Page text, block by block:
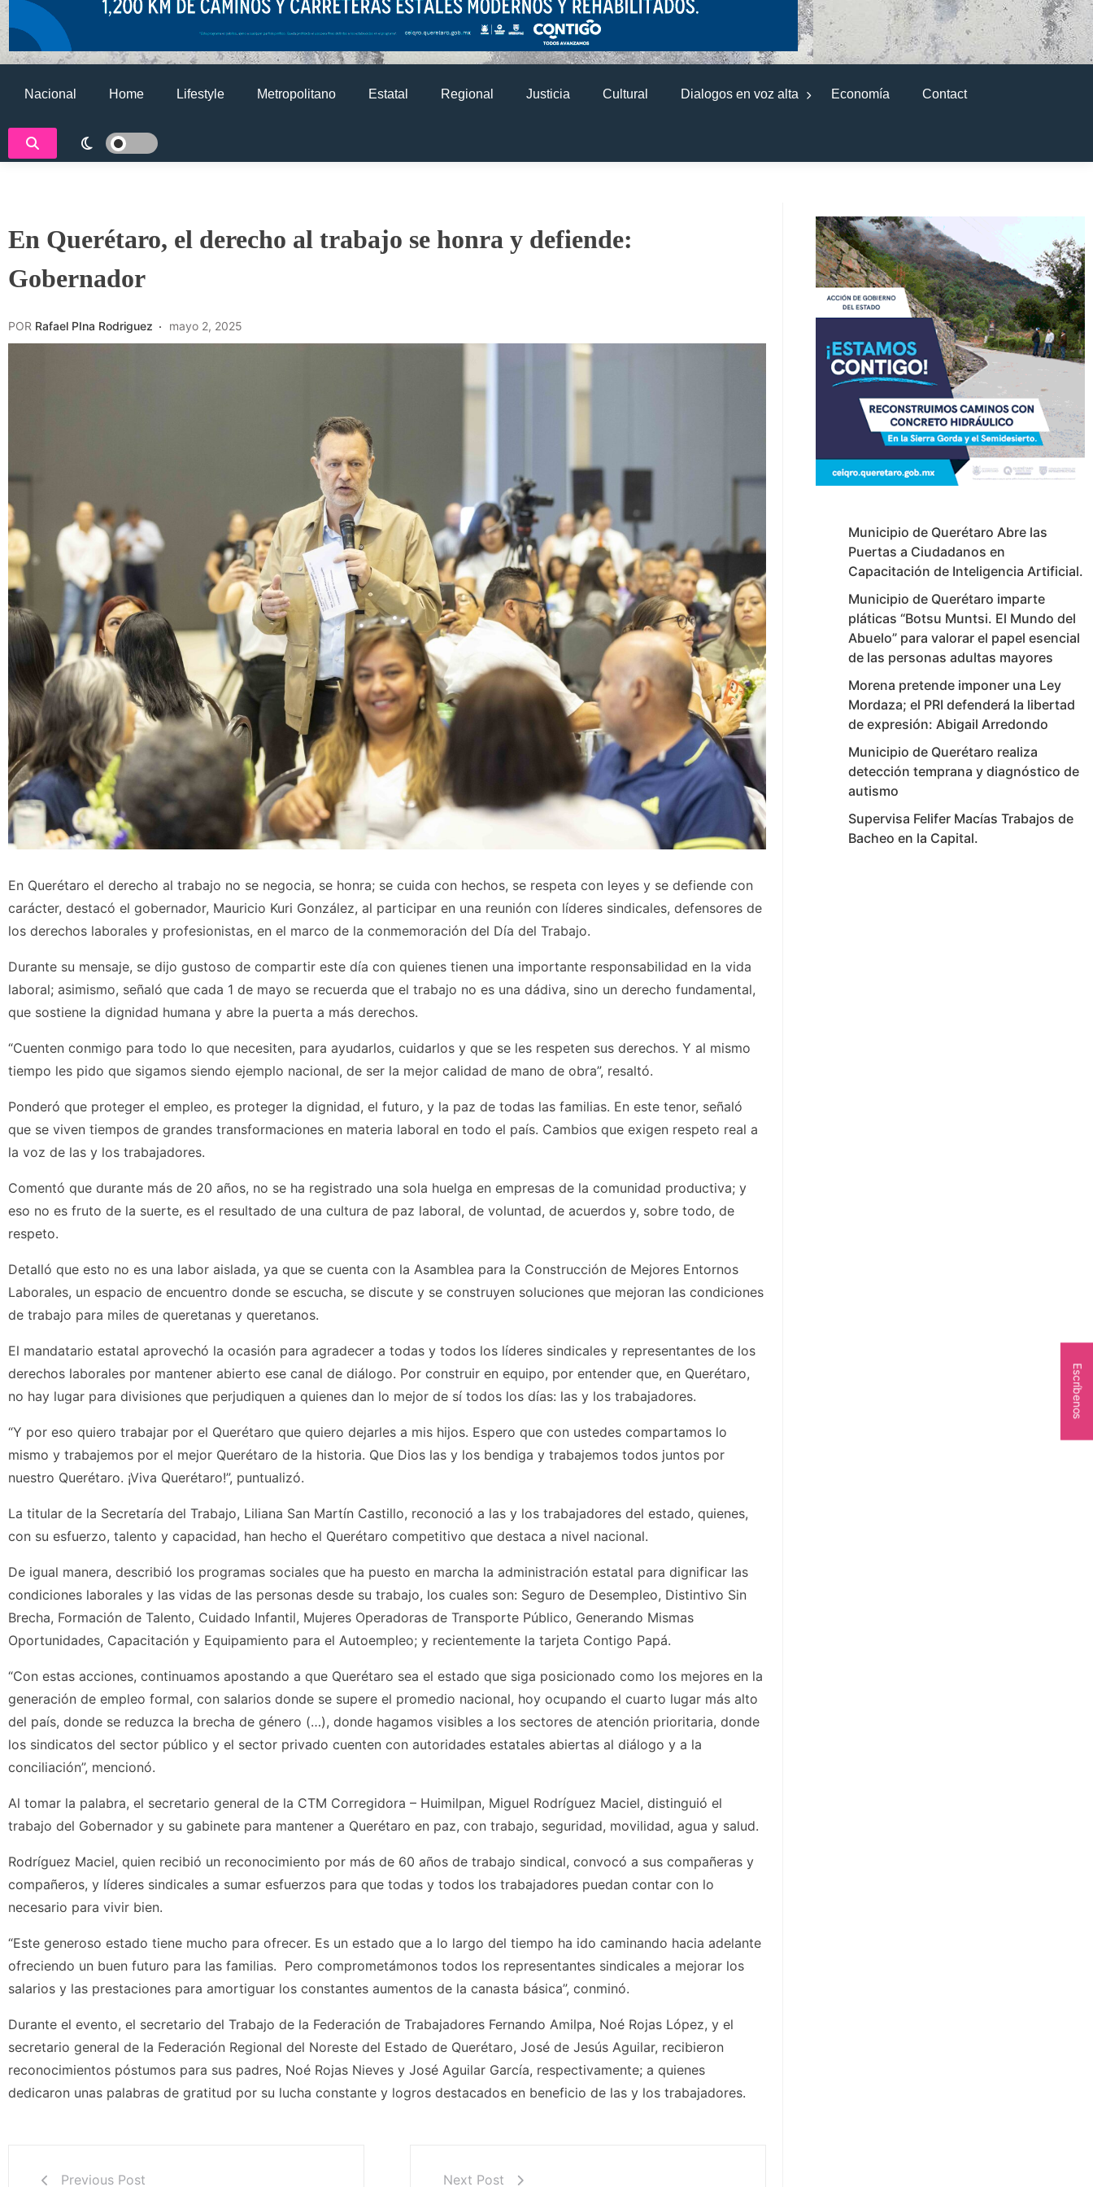
Nacional Home Lifestyle Metropolitano Estatal Regional Justicia Cultural Dialogos en voz alta Economía Contact
En Querétaro, el derecho al trabajo se honra y defiende:
Gobernador
POR Rafael PIna Rodriguez mayo 2, 2025
En Querétaro el derecho al trabajo no se negocia, se honra; se cuida con hechos, se respeta con leyes y se defiende con
carácter, destacó el gobernador, Mauricio Kuri González, al participar en una reunión con líderes sindicales, defensores de
los derechos laborales y profesionistas, en el marco de la conmemoración del Día del Trabajo.
Durante su mensaje, se dijo gustoso de compartir este día con quienes tienen una importante responsabilidad en la vida
laboral; asimismo, señaló que cada 1 de mayo se recuerda que el trabajo no es una dádiva, sino un derecho fundamental,
que sostiene la dignidad humana y abre la puerta a más derechos.
“Cuenten conmigo para todo lo que necesiten, para ayudarlos, cuidarlos y que se les respeten sus derechos. Y al mismo
tiempo les pido que sigamos siendo ejemplo nacional, de ser la mejor calidad de mano de obra”, resaltó.
Ponderó que proteger el empleo, es proteger la dignidad, el futuro, y la paz de todas las familias. En este tenor, señaló
que se viven tiempos de grandes transformaciones en materia laboral en todo el país. Cambios que exigen respeto real a
la voz de las y los trabajadores.
Comentó que durante más de 20 años, no se ha registrado una sola huelga en empresas de la comunidad productiva; y
eso no es fruto de la suerte, es el resultado de una cultura de paz laboral, de voluntad, de acuerdos y, sobre todo, de
respeto.
Detalló que esto no es una labor aislada, ya que se cuenta con la Asamblea para la Construcción de Mejores Entornos
Laborales, un espacio de encuentro donde se escucha, se discute y se construyen soluciones que mejoran las condiciones
de trabajo para miles de queretanas y queretanos.
El mandatario estatal aprovechó la ocasión para agradecer a todas y todos los líderes sindicales y representantes de los
derechos laborales por mantener abierto ese canal de diálogo. Por construir en equipo, por entender que, en Querétaro,
no hay lugar para divisiones que perjudiquen a quienes dan lo mejor de sí todos los días: las y los trabajadores.
“Y por eso quiero trabajar por el Querétaro que quiero dejarles a mis hijos. Espero que con ustedes compartamos lo
mismo y trabajemos por el mejor Querétaro de la historia. Que Dios las y los bendiga y trabajemos todos juntos por
nuestro Querétaro. ¡Viva Querétaro!”, puntualizó.
La titular de la Secretaría del Trabajo, Liliana San Martín Castillo, reconoció a las y los trabajadores del estado, quienes,
con su esfuerzo, talento y capacidad, han hecho el Querétaro competitivo que destaca a nivel nacional.
De igual manera, describió los programas sociales que ha puesto en marcha la administración estatal para dignificar las
condiciones laborales y las vidas de las personas desde su trabajo, los cuales son: Seguro de Desempleo, Distintivo Sin
Brecha, Formación de Talento, Cuidado Infantil, Mujeres Operadoras de Transporte Público, Generando Mismas
Oportunidades, Capacitación y Equipamiento para el Autoempleo; y recientemente la tarjeta Contigo Papá.
“Con estas acciones, continuamos apostando a que Querétaro sea el estado que siga posicionado como los mejores en la
generación de empleo formal, con salarios donde se supere el promedio nacional, hoy ocupando el cuarto lugar más alto
del país, donde se reduzca la brecha de género (…), donde hagamos visibles a los sectores de atención prioritaria, donde
los sindicatos del sector público y el sector privado cuenten con autoridades estatales abiertas al diálogo y a la
conciliación”, mencionó.
Al tomar la palabra, el secretario general de la CTM Corregidora – Huimilpan, Miguel Rodríguez Maciel, distinguió el
trabajo del Gobernador y su gabinete para mantener a Querétaro en paz, con trabajo, seguridad, movilidad, agua y salud.
Rodríguez Maciel, quien recibió un reconocimiento por más de 60 años de trabajo sindical, convocó a sus compañeras y
compañeros, y líderes sindicales a sumar esfuerzos para que todas y todos los trabajadores puedan contar con lo
necesario para vivir bien.
“Este generoso estado tiene mucho para ofrecer. Es un estado que a lo largo del tiempo ha ido caminando hacia adelante
ofreciendo un buen futuro para las familias. Pero comprometámonos todos los representantes sindicales a mejorar los
salarios y las prestaciones para amortiguar los constantes aumentos de la canasta básica”, conminó.
Durante el evento, el secretario del Trabajo de la Federación de Trabajadores Fernando Amilpa, Noé Rojas López, y el
secretario general de la Federación Regional del Noreste del Estado de Querétaro, José de Jesús Aguilar, recibieron
reconocimientos póstumos para sus padres, Noé Rojas Nieves y José Aguilar García, respectivamente; a quienes
dedicaron unas palabras de gratitud por su lucha constante y logros destacados en beneficio de las y los trabajadores.
Previous Post Next Post
Municipio de Querétaro Abre las
Puertas a Ciudadanos en
Capacitación de Inteligencia Artificial.
Municipio de Querétaro imparte
pláticas “Botsu Muntsi. El Mundo del
Abuelo” para valorar el papel esencial
de las personas adultas mayores
Morena pretende imponer una Ley
Mordaza; el PRI defenderá la libertad
de expresión: Abigail Arredondo
Municipio de Querétaro realiza
detección temprana y diagnóstico de
autismo
Supervisa Felifer Macías Trabajos de
Bacheo en la Capital.
Escríbenos